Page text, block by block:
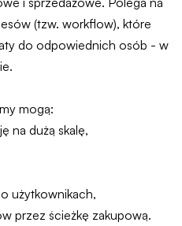
(tzw. workflow), które
do odpowiednich osób - w
mogą:
na dużą skalę,
użytkownikach,
przez ścieżkę zakupową.